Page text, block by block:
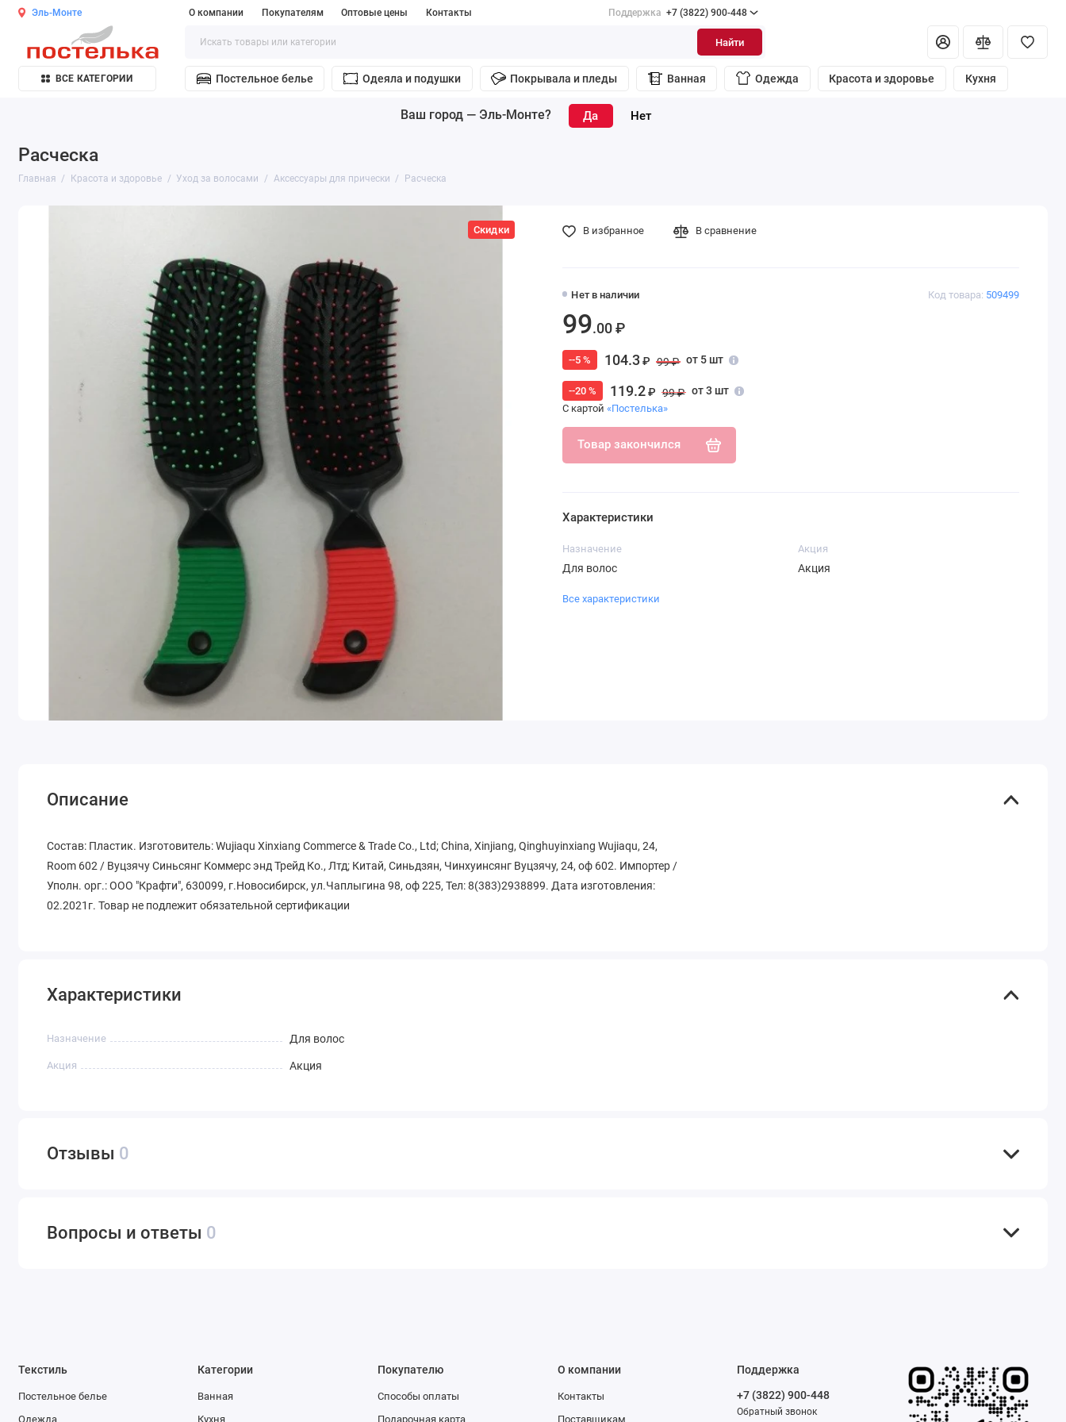
Эль-Монте О компании Покупателям Оптовые цены Контакты Поддержка +7 (3822) 900-448
Найти
ВСЕ КАТЕГОРИИ Постельное белье Одеяла и подушки Покрывала и пледы Ванная Одежда Красота и здоровье Кухня
Ваш город — Эль-Монте?
Расческа
Главная Красота и здоровье Уход за волосами Аксессуары для прически Расческа
Скидки
Код товара: 509499
Нет в наличии
99.00 ₽
--5 % 104.3₽ 99 ₽ от 5 шт
--20 % 119.2₽ 99 ₽ от 3 шт
С картой «Постелька»
Товар закончился
В избранное В сравнение
Характеристики
Назначение
Для волос
Акция
Акция
Все характеристики
Описание
Состав: Пластик. Изготовитель: Wujiaqu Xinxiang Commerce & Trade Co., Ltd; China, Xinjiang, Qinghuyinxiang Wujiaqu, 24,
Room 602 / Вуцзячу Синьсянг Коммерс энд Трейд Ко., Лтд; Китай, Синьдзян, Чинхуинсянг Вуцзячу, 24, оф 602. Импортер /
Уполн. орг.: ООО "Крафти", 630099, г.Новосибирск, ул.Чаплыгина 98, оф 225, Тел: 8(383)2938899. Дата изготовления:
02.2021г. Товар не подлежит обязательной сертификации
Характеристики
Назначение Для волос
Акция Акция
Отзывы 0
Вопросы и ответы 0
Текстиль
Постельное белье
Одежда
Категории
Ванная
Кухня
Покупателю
Способы оплаты
Подарочная карта
О компании
Контакты
Поставщикам
Поддержка
+7 (3822) 900-448
Обратный звонок